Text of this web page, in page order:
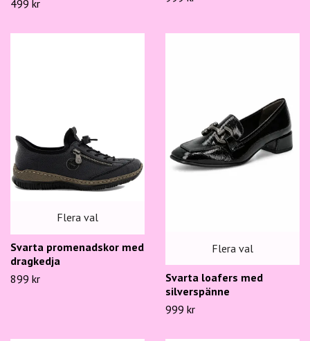
499 kr
Flera val
Svarta promenadskor med
dragkedja
899 kr
Flera val
Svarta loafers med
silverspänne
999 kr